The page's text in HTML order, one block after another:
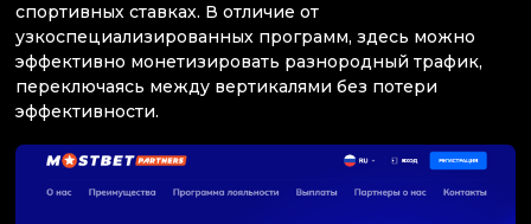
спортивных ставках. В отличие от
узкоспециализированных программ, здесь можно
эффективно монетизировать разнородный трафик,
переключаясь между вертикалями без потери
эффективности.